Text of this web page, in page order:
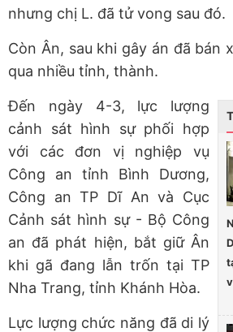
nhưng chị L. đã tử vong sau đó.
Còn Ân, sau khi gây án đã bán
qua nhiều tỉnh, thành.
Đến ngày 4-3, lực lượng
cảnh sát hình sự phối hợp
với các đơn vị nghiệp vụ
Công an tỉnh Bình Dương,
Công an TP Dĩ An và Cục
Cảnh sát hình sự - Bộ Công
an đã phát hiện, bắt giữ Ân
khi gã đang lẫn trốn tại TP
Nha Trang, tỉnh Khánh Hòa.
Lực lượng chức năng đã di lý